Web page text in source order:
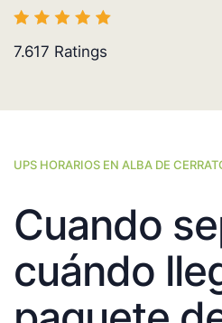
7.617 Ratings
UPS HORARIOS EN ALBA DE
Cuando
cuándo